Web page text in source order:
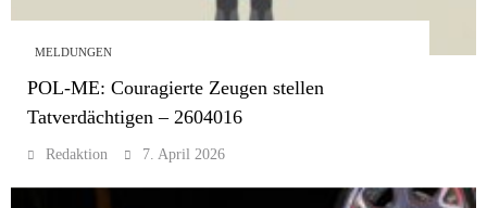
MELDUNGEN
POL-ME: Couragierte Zeugen stellen
Tatverdächtigen – 2604016
Redaktion 7. April 2026